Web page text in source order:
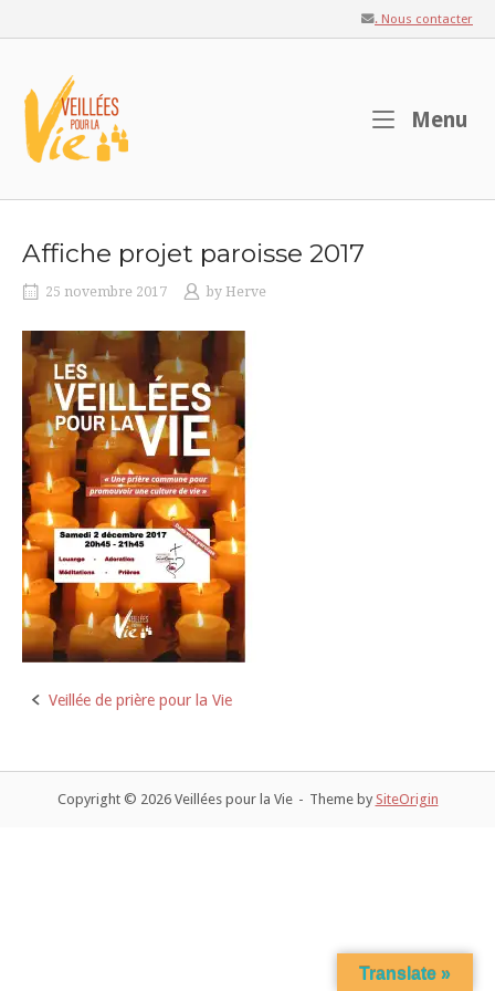
to
. Nous contacter
Menu
Affiche projet paroisse 2017
25 novembre 2017 by Herve
Post
Veillée de prière pour la Vie
Copyright © 2026 Veillées pour la Vie Theme by SiteOrigin
Translate »